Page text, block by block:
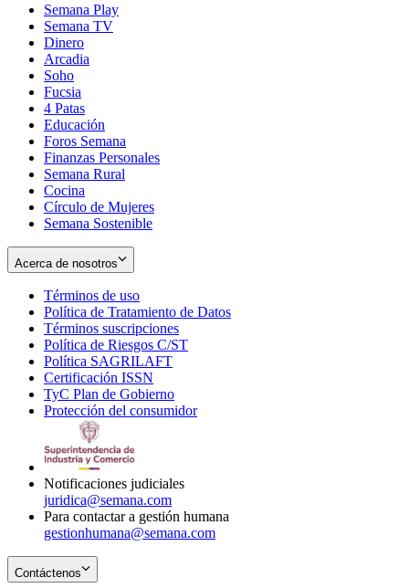
Semana Play
Semana TV
Dinero
Arcadia
Soho
in
new
window
Fucsia
in
new
window
4 Patas
Educación
Foros Semana
Finanzas Personales
Semana Rural
Cocina
Círculo de Mujeres
Semana Sostenible
Acerca de nosotros
Términos de uso
in
new
window
Política de Tratamiento de Datos
Términos suscripciones
in
Política de Riesgos C/ST
Política SAGRILAFT
new
window
Certificación ISSN
in
new
TyC Plan de Gobierno
in
Protección del consumidorOpens
Notificaciones judiciales
juridica@semana.com
Para contactar a gestión humana
gestionhumana@semana.com
Contáctenos